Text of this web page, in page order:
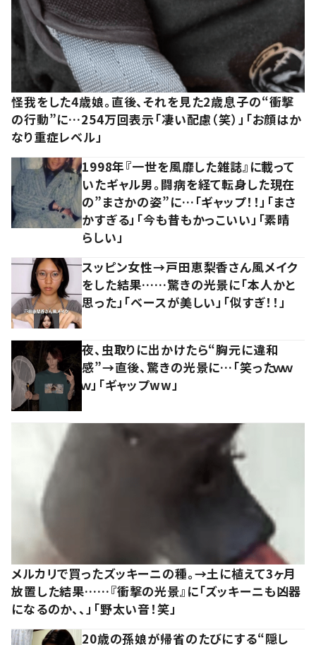
怪我をした4歳娘。直後、それを見た2歳息子の“衝撃
の行動”に…254万回表示「凄い配慮（笑）」「お顔はか
なり重症レベル」
1998年『一世を風靡した雑誌』に載って
いたギャル男。闘病を経て転身した現在
の”まさかの姿”に…「ギャップ！！」「まさ
かすぎる」「今も昔もかっこいい」「素晴
らしい」
スッピン女性→戸田恵梨香さん風メイク
をした結果……驚きの光景に「本人かと
思った」「ベースが美しい」「似すぎ！！」
夜、虫取りに出かけたら“胸元に違和
感”→直後、驚きの光景に…「笑ったｗｗ
ｗ」「ギャップww」
メルカリで買ったズッキーニの種。→土に植えて3ヶ月
放置した結果……『衝撃の光景』に「ズッキーニも凶器
になるのか、、」「野太い音！笑」
20歳の孫娘が帰省のたびにする“隠し